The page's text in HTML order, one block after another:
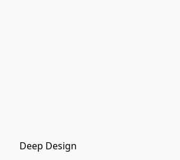
Deep Design